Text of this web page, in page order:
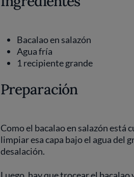
Bacalao en salazón
Agua fría
1 recipiente grande
Preparación
Como el bacalao en salazón está
limpiar esa capa bajo el agua del
desalación.